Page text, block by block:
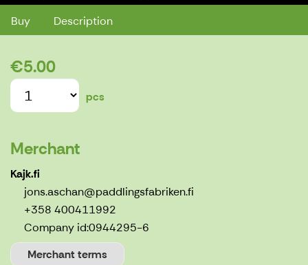
Buy Description
€5.00
pcs
Merchant
Kajk.fi
jons.aschan@paddlingsfabriken.fi
+358 400411992
Company id:0944295-6
Merchant terms